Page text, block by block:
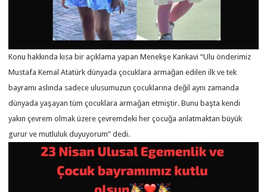
Konu hakkında kısa bir açıklama yapan Menekşe Kankavi “Ulu önderimiz
Mustafa Kemal Atatürk dünyada çocuklara armağan edilen ilk ve tek
bayramı aslında sadece ulusumuzun çocuklarına değil aynı zamanda
dünyada yaşayan tüm çocuklara armağan etmiştir. Bunu başta kendi
yakın çevrem olmak üzere çevremdeki her çocuğa anlatmaktan büyük
gurur ve mutluluk duyuyorum” dedi.